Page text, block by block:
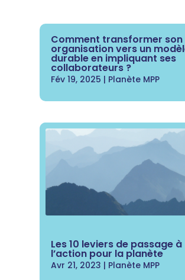
Comment transformer son
organisation vers un
durable en impliquant ses
collaborateurs ?
Fév 19, 2025 | Planète MPP
Les 10 leviers de passage à
l’action pour la planète
Avr 21, 2023 | Planète MPP